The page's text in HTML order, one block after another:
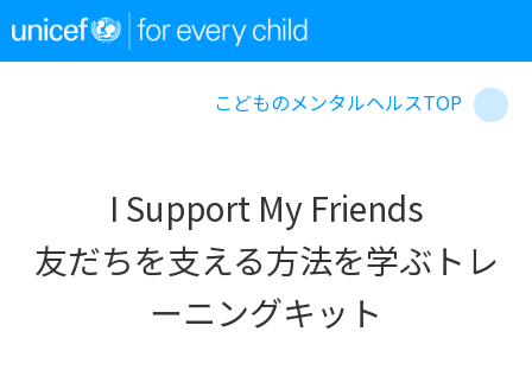
こどものメンタルヘルスTOP
I Support My Friends
友だちを支える方法を学ぶトレ
ーニングキット